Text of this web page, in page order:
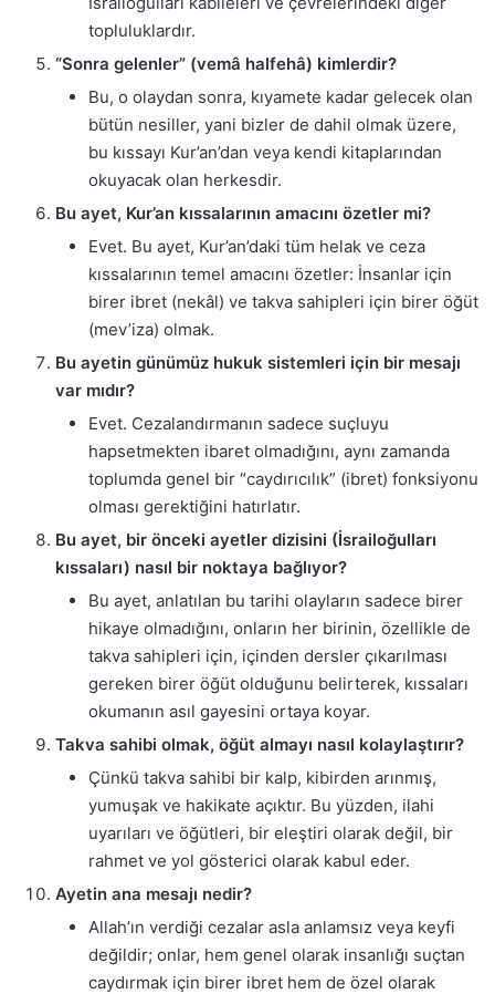
topluluklardır.
“Sonra gelenler” (vemâ halfehâ) kimlerdir?
Bu, o olaydan sonra, kıyamete kadar gelecek olan
bütün nesiller, yani bizler de dahil olmak üzere,
bu kıssayı Kur’an’dan veya kendi kitaplarından
okuyacak olan herkesdir.
Bu ayet, Kur’an kıssalarının amacını özetler mi?
Evet. Bu ayet, Kur’an’daki tüm helak ve ceza
kıssalarının temel amacını özetler: İnsanlar için
birer ibret (nekâl) ve takva sahipleri için birer öğüt
(mev’iza) olmak.
Bu ayetin günümüz hukuk sistemleri için bir mesajı
var mıdır?
Evet. Cezalandırmanın sadece suçluyu
hapsetmekten ibaret olmadığını, aynı zamanda
toplumda genel bir “caydırıcılık” (ibret) fonksiyonu
olması gerektiğini hatırlatır.
Bu ayet, bir önceki ayetler dizisini (İsrailoğulları
kıssaları) nasıl bir noktaya bağlıyor?
Bu ayet, anlatılan bu tarihi olayların sadece birer
hikaye olmadığını, onların her birinin, özellikle de
takva sahipleri için, içinden dersler çıkarılması
gereken birer öğüt olduğunu belirterek, kıssaları
okumanın asıl gayesini ortaya koyar.
Takva sahibi olmak, öğüt almayı nasıl kolaylaştırır?
Çünkü takva sahibi bir kalp, kibirden arınmış,
yumuşak ve hakikate açıktır. Bu yüzden, ilahi
uyarıları ve öğütleri, bir eleştiri olarak değil, bir
rahmet ve yol gösterici olarak kabul eder.
Ayetin ana mesajı nedir?
Allah’ın verdiği cezalar asla anlamsız veya keyfi
değildir; onlar, hem genel olarak insanlığı suçtan
caydırmak için birer ibret hem de özel olarak